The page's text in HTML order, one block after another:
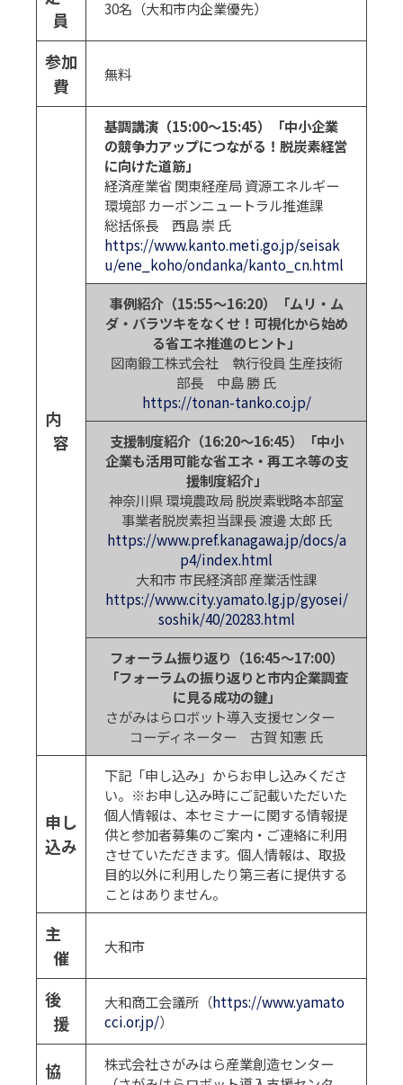
員
30名（大和市内企業優先）
参加
費
無料
内
容
基調講演（15:00～15:45）「中小企業
の競争力アップにつながる！脱炭素経営
に向けた道筋」
経済産業省 関東経産局 資源エネルギー
環境部 カーボンニュートラル推進課
総括係長 西島 崇 氏
https://www.kanto.meti.go.jp/seisak
u/ene_koho/ondanka/kanto_cn.html
事例紹介（15:55～16:20）「ムリ・ム
ダ・バラツキをなくせ！可視化から始め
る省エネ推進のヒント」
図南鍛工株式会社 執行役員 生産技術
部長 中島 勝 氏
https://tonan-tanko.co.jp/
支援制度紹介（16:20～16:45）「中小
企業も活用可能な省エネ・再エネ等の支
援制度紹介」
神奈川県 環境農政局 脱炭素戦略本部室
事業者脱炭素担当課長 渡邊 太郎 氏
https://www.pref.kanagawa.jp/docs/a
p4/index.html
大和市 市民経済部 産業活性課
https://www.city.yamato.lg.jp/gyosei/
soshik/40/20283.html
フォーラム振り返り（16:45～17:00）
「フォーラムの振り返りと市内企業調査
に見る成功の鍵」
さがみはらロボット導入支援センター
コーディネーター 古賀 知憲 氏
申し
込み
下記「申し込み」からお申し込みくださ
い。※お申し込み時にご記載いただいた
個人情報は、本セミナーに関する情報提
供と参加者募集のご案内・ご連絡に利用
させていただきます。個人情報は、取扱
目的以外に利用したり第三者に提供する
ことはありません。
主
催
大和市
後
援
大和商工会議所（https://www.yamato
cci.or.jp/）
協
株式会社さがみはら産業創造センター